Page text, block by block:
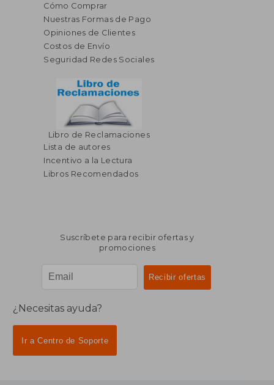
Cómo Comprar
Nuestras Formas de Pago
Opiniones de Clientes
Costos de Envío
Seguridad Redes Sociales
Libro de Reclamaciones
Lista de autores
Incentivo a la Lectura
Libros Recomendados
Suscríbete para recibir ofertas y
promociones
¿Necesitas ayuda?
Ir a Centro de Soporte